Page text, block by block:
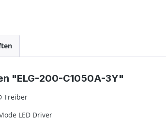
"ELG-200-C1050A-3Y"
Treiber
LED Driver